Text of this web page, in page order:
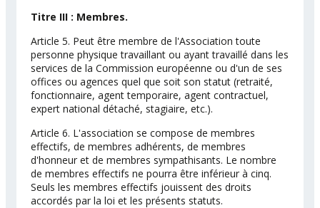
Titre III : Membres.
Article 5. Peut être membre de l'Association toute
personne physique travaillant ou ayant travaillé dans les
services de la Commission européenne ou d'un de ses
offices ou agences quel que soit son statut (retraité,
fonctionnaire, agent temporaire, agent contractuel,
expert national détaché, stagiaire, etc.).
Article 6. L'association se compose de membres
effectifs, de membres adhérents, de membres
d'honneur et de membres sympathisants. Le nombre
de membres effectifs ne pourra être inférieur à cinq.
Seuls les membres effectifs jouissent des droits
accordés par la loi et les présents statuts.